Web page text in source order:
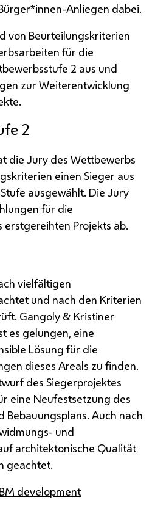
Anliegen dabei.
von Beurteilungskriterien
für die
2 aus und
zur Weiterentwicklung
2
die Jury des Wettbewerbs
einen Sieger aus
ausgewählt. Die Jury
für die
Projekts ab.
vielfältigen
und nach den Kriterien
Gangoly & Kristiner
es gelungen, eine
Lösung für die
dieses Areals zu finden.
des Siegerprojektes
eine Neufestsetzung des
Bebauungsplans. Auch nach
und
architektonische Qualität
geachtet.
development